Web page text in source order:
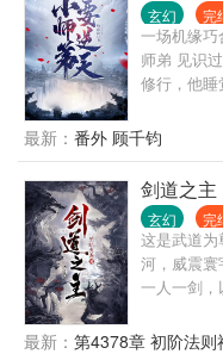
玄幻 完
一场机缘
师弟 见识
修行，他
六。 直到
天！
最新： 番外 顾千钧
剑道之主
玄幻 完
这是武道
河，威震寰
一人一剑
最新： 第4378章 初阶法则